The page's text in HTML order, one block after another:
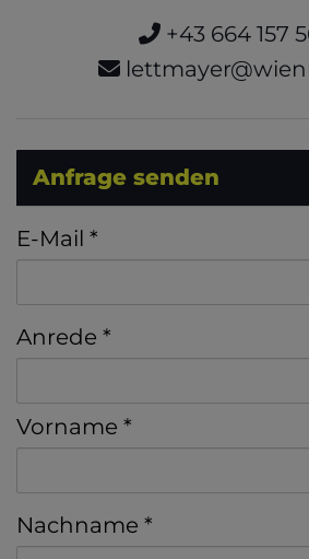
+43 664 157
Anfrage senden
E-Mail
Anrede
Vorname
Nachname